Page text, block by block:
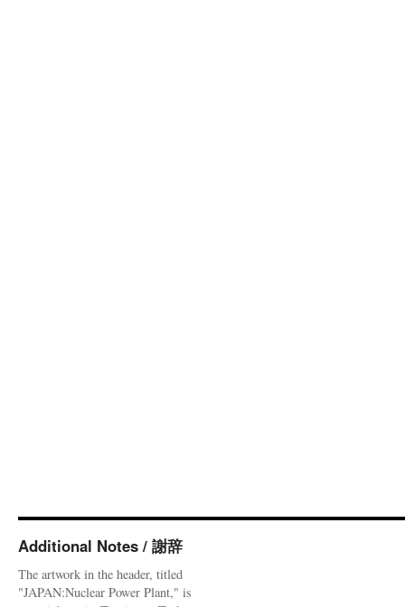
Additional Notes / 謝辞
The artwork in the header, titled
"JAPAN:Nuclear Power Plant," is